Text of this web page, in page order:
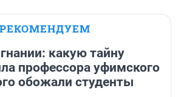
РЕКОМЕНДУЕМ
какую тайну
профессора уфимского
обожали студенты